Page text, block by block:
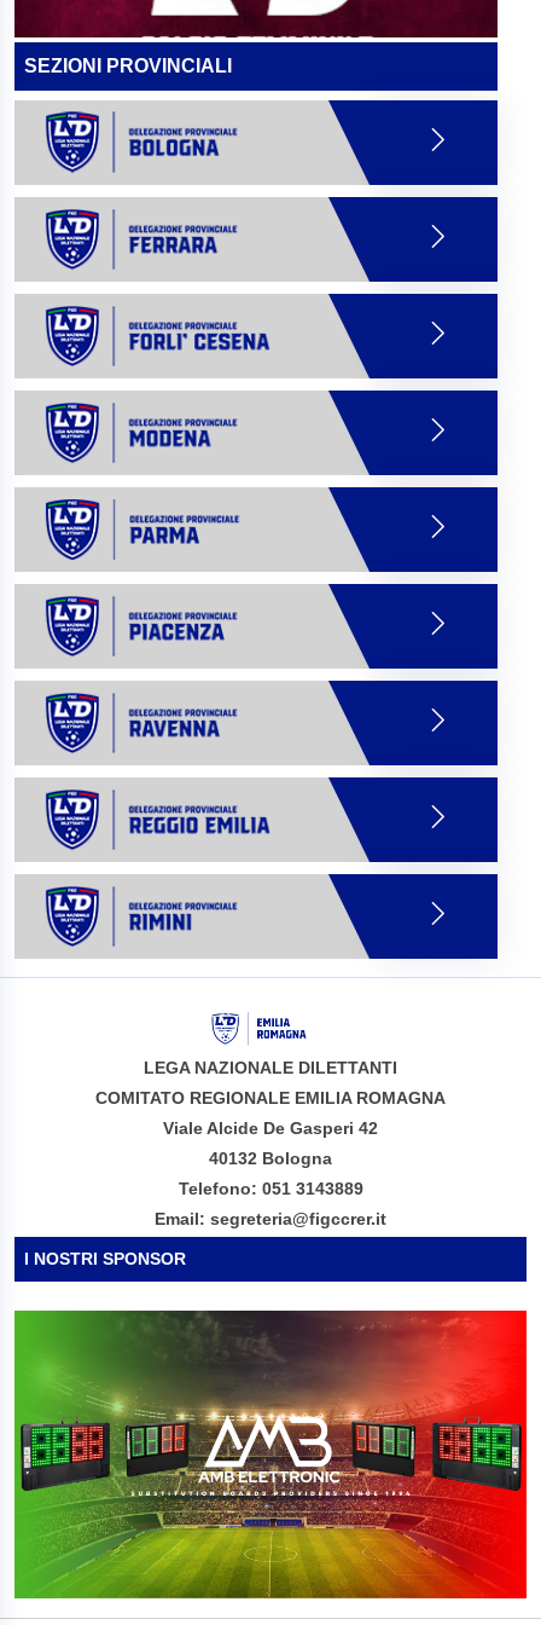
SEZIONI PROVINCIALI
LEGA NAZIONALE DILETTANTI
COMITATO REGIONALE EMILIA ROMAGNA
Viale Alcide De Gasperi 42
40132 Bologna
Telefono: 051 3143889
Email: segreteria@figccrer.it
I NOSTRI SPONSOR